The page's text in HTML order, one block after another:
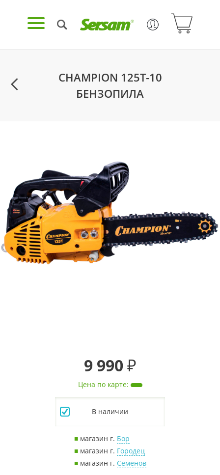
CHAMPION 125T-10
БЕНЗОПИЛА
9 990 ₽
Цена по карте:
В наличии
■магазин г. Бор
■магазин г. Городец
■магазин г. Семёнов